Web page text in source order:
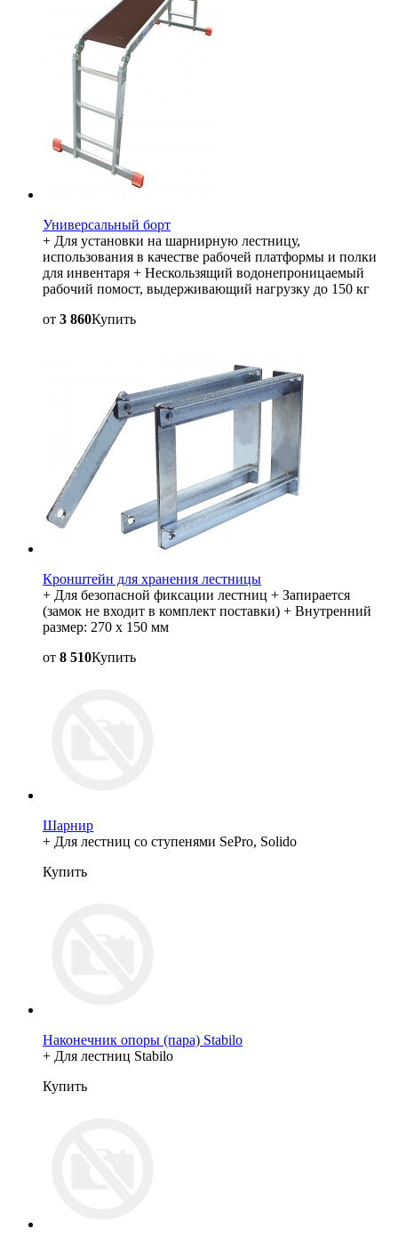
Универсальный борт
+ Для установки на шарнирную лестницу,
использования в качестве рабочей платформы и полки
для инвентаря + Нескользящий водонепроницаемый
рабочий помост, выдерживающий нагрузку до 150 кг
от 3 860Купить
Кронштейн для хранения лестницы
+ Для безопасной фиксации лестниц + Запирается
(замок не входит в комплект поставки) + Внутренний
размер: 270 x 150 мм
от 8 510Купить
Шарнир
+ Для лестниц со ступенями SePro, Solido
Купить
Наконечник опоры (пара) Stabilo
+ Для лестниц Stabilo
Купить